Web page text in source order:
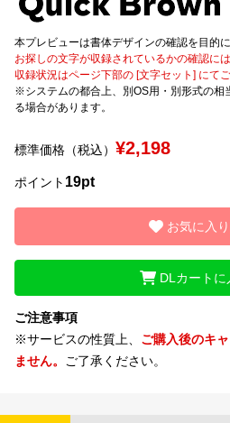
お問い合わせ
文字種類
価格帯
リセット
本プレビューは書体デザインの確認を目的
お探しの文字が収録されているかの確認に
収録状況はページ下部の [文字セット] にて
※システムの都合上、別OS用・別形式の相
る場合があります。
標準価格（税込） ¥2,198
ポイント 19pt
お気に入
DLカートに
ご注意事項
※サービスの性質上、 ご購入後のキ
ません。 ご了承ください。